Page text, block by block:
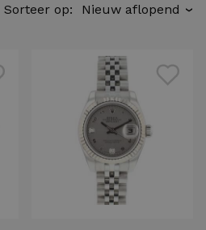
Sorteer op: ›